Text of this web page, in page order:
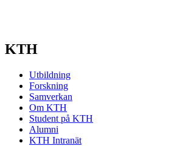
KTH
Utbildning
Forskning
Samverkan
Om KTH
Student på KTH
Alumni
KTH Intranät